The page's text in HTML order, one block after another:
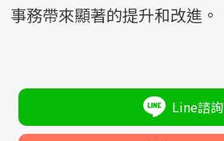
事務帶來顯著的提升和改進。
Line諮詢